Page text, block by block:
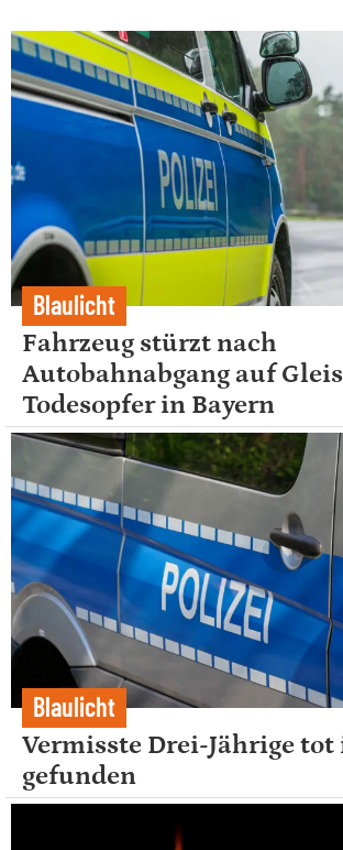
Blaulicht
Fahrzeug stürzt nach
Autobahnabgang auf
Todesopfer in Bayern
Blaulicht
Vermisste Drei-Jährige tot
gefunden